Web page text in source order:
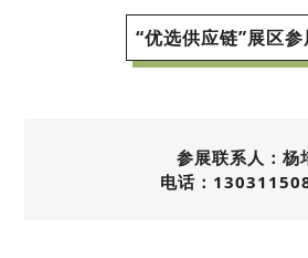
“优选供应链”展区参
参展联系人：杨
电话：